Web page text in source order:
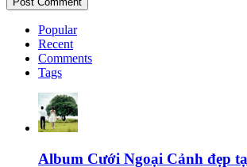
Popular
Recent
Comments
Tags
Album Cưới Ngoại Cảnh đẹp